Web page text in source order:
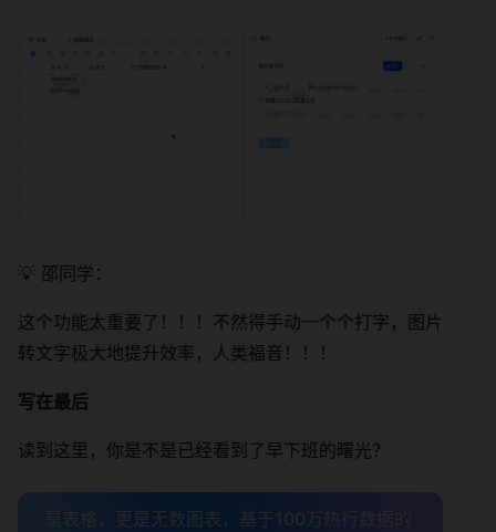
💡 邵同学：
这个功能太重要了！！！不然得手动一个个打字，图片
转文字极大地提升效率，人类福音！！！
写在最后
读到这里，你是不是已经看到了早下班的曙光？
是表格，更是无数图表，基于100万热行数据的